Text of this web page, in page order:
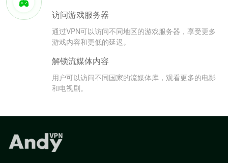
访问游戏服务器
通过VPN可以访问不同地区的游戏服务器，享受更多
游戏内容和更低的延迟。
解锁流媒体内容
用户可以访问不同国家的流媒体库，观看更多的电影
和电视剧。